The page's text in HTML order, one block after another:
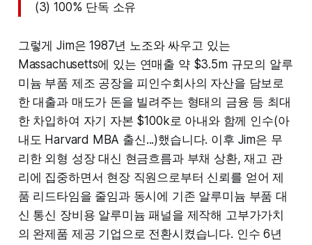
(3) 100% 단독 소유
그렇게 Jim은 1987년 노조와 싸우고 있는
Massachusetts에 있는 연매출 약 $3.5m 규모의 알루
미늄 부품 제조 공장을 피인수회사의 자산을 담보로
한 대출과 매도가 돈을 빌려주는 형태의 금융 등 최대
한 차입하여 자기 자본 $100k로 아내와 함께 인수(아
내도 Harvard MBA 출신...)했습니다. 이후 Jim은 무
리한 외형 성장 대신 현금흐름과 부채 상환, 재고 관
리에 집중하면서 현장 직원으로부터 신뢰를 얻어 제
품 리드타임을 줄임과 동시에 기존 알루미늄 부품 대
신 통신 장비용 알루미늄 패널을 제작해 고부가가치
의 완제품 제공 기업으로 전환시켰습니다. 인수 6년